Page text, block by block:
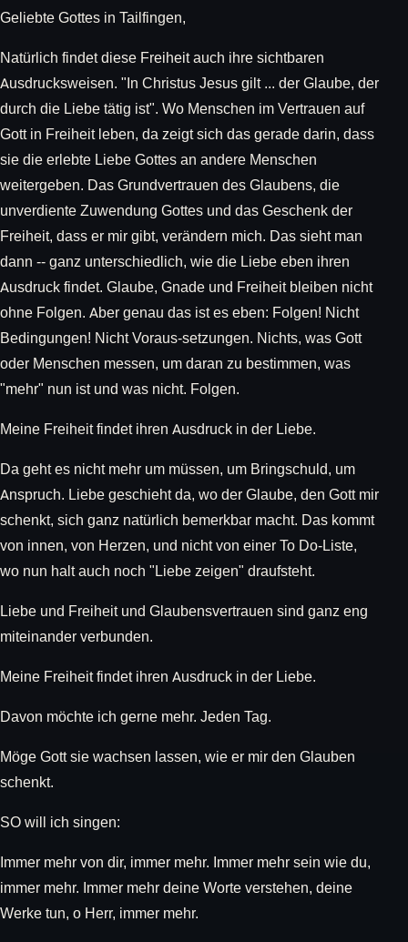
Geliebte Gottes in Tailfingen,
Natürlich findet diese Freiheit auch ihre sichtbaren
Ausdrucksweisen. "In Christus Jesus gilt ... der Glaube, der
durch die Liebe tätig ist". Wo Menschen im Vertrauen auf
Gott in Freiheit leben, da zeigt sich das gerade darin, dass
sie die erlebte Liebe Gottes an andere Menschen
weitergeben. Das Grundvertrauen des Glaubens, die
unverdiente Zuwendung Gottes und das Geschenk der
Freiheit, dass er mir gibt, verändern mich. Das sieht man
dann -- ganz unterschiedlich, wie die Liebe eben ihren
Ausdruck findet. Glaube, Gnade und Freiheit bleiben nicht
ohne Folgen. Aber genau das ist es eben: Folgen! Nicht
Bedingungen! Nicht Voraus-setzungen. Nichts, was Gott
oder Menschen messen, um daran zu bestimmen, was
"mehr" nun ist und was nicht. Folgen.
Meine Freiheit findet ihren Ausdruck in der Liebe.
Da geht es nicht mehr um müssen, um Bringschuld, um
Anspruch. Liebe geschieht da, wo der Glaube, den Gott mir
schenkt, sich ganz natürlich bemerkbar macht. Das kommt
von innen, von Herzen, und nicht von einer To Do-Liste,
wo nun halt auch noch "Liebe zeigen" draufsteht.
Liebe und Freiheit und Glaubensvertrauen sind ganz eng
miteinander verbunden.
Meine Freiheit findet ihren Ausdruck in der Liebe.
Davon möchte ich gerne mehr. Jeden Tag.
Möge Gott sie wachsen lassen, wie er mir den Glauben
schenkt.
SO will ich singen:
Immer mehr von dir, immer mehr. Immer mehr sein wie du,
immer mehr. Immer mehr deine Worte verstehen, deine
Werke tun, o Herr, immer mehr.